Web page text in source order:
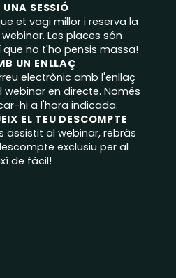
SESSIÓ
et vagi millor i reserva la
Les places són
que no t'ho pensis massa!
UN ENLLAÇ
electrònic amb l'enllaç
webinar en directe. Només
hi a l'hora indicada.
EL TEU DESCOMPTE
assistit al webinar, rebràs
exclusiu per al
de fàcil!